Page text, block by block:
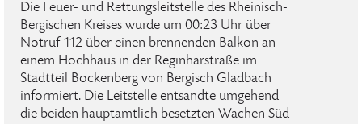
Die Feuer- und Rettungsleitstelle des Rheinisch-
Bergischen Kreises wurde um 00:23 Uhr über
Notruf 112 über einen brennenden Balkon an
einem Hochhaus in der Reginharstraße im
Stadtteil Bockenberg von Bergisch Gladbach
informiert. Die Leitstelle entsandte umgehend
die beiden hauptamtlich besetzten Wachen Süd